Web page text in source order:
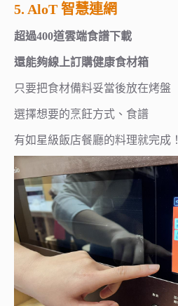
5. AloT 智慧連網
超過400道雲端食譜下載
還能夠線上訂購健康食材箱
只要把食材備料妥當後放在烤盤
選擇想要的烹飪方式、食譜
有如星級飯店餐廳的料理就完成！